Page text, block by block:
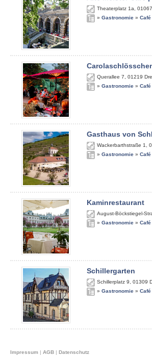
Theaterplatz 1a 01067
» Gastronomie » Café
Querallee 7 01219
» Gastronomie » Café
Gasthaus von
Wackerbarthstraße 1
» Gastronomie » Café
Kaminrestaurant
August-Böckstiegel-
» Gastronomie » Café
Schillergarten
Schillerplatz 9 01309
» Gastronomie » Café
Impressum | AGB | Datenschutz